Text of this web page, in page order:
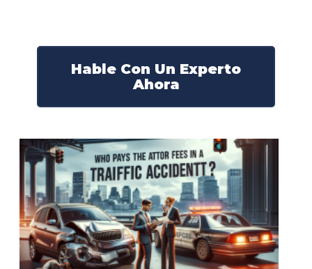
Hable Con Un Experto
Ahora